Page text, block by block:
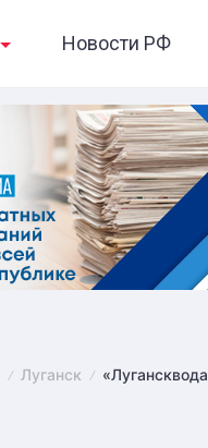
Новости РФ
Луганск